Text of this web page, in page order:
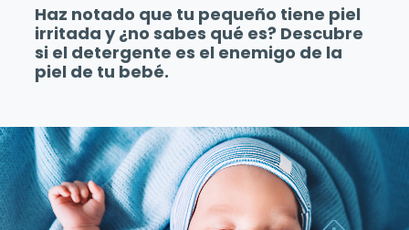
Haz notado que tu pequeño tiene piel
irritada y ¿no sabes qué es? Descubre
si el detergente es el enemigo de la
piel de tu bebé.